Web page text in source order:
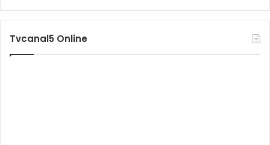
Tvcanal5 Online